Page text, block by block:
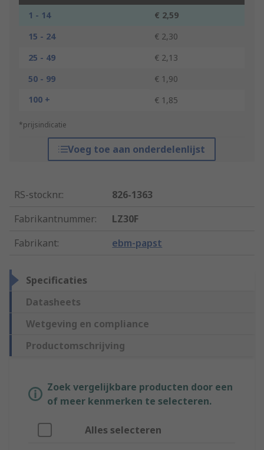
1 - 14
€ 2,59
15 - 24
€ 2,30
25 - 49
€ 2,13
50 - 99
€ 1,90
100 +
€ 1,85
*prijsindicatie
Voeg toe aan onderdelenlijst
RS-stocknr.:
826-1363
Fabrikantnummer:
LZ30F
Fabrikant: ebm-papst
Specificaties
Datasheets
Wetgeving en compliance
Productomschrijving
Zoek vergelijkbare producten door een
of meer kenmerken te selecteren.
Alles selecteren